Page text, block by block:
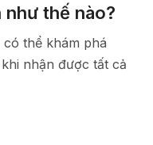
thế nào?
thể khám phá
nhận được tất cả